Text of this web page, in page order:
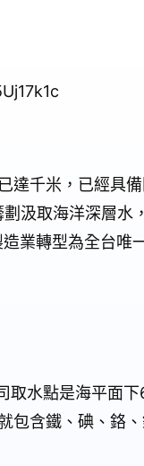
達千米，已經具
汲取海洋深層水
業轉型為全台唯
取水點是海平面下
包含鐵、碘、鉻、